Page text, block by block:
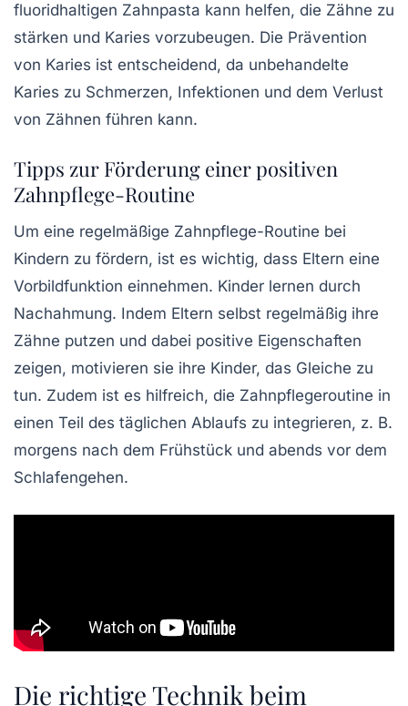
fluoridhaltigen Zahnpasta kann helfen, die Zähne zu
stärken und Karies vorzubeugen. Die Prävention
von Karies ist entscheidend, da unbehandelte
Karies zu Schmerzen, Infektionen und dem Verlust
von Zähnen führen kann.
Tipps zur Förderung einer positiven
Zahnpflege-Routine
Um eine regelmäßige Zahnpflege-Routine bei
Kindern zu fördern, ist es wichtig, dass Eltern eine
Vorbildfunktion einnehmen. Kinder lernen durch
Nachahmung. Indem Eltern selbst regelmäßig ihre
Zähne putzen und dabei positive Eigenschaften
zeigen, motivieren sie ihre Kinder, das Gleiche zu
tun. Zudem ist es hilfreich, die Zahnpflegeroutine in
einen Teil des täglichen Ablaufs zu integrieren, z. B.
morgens nach dem Frühstück und abends vor dem
Schlafengehen.
Die richtige Technik beim